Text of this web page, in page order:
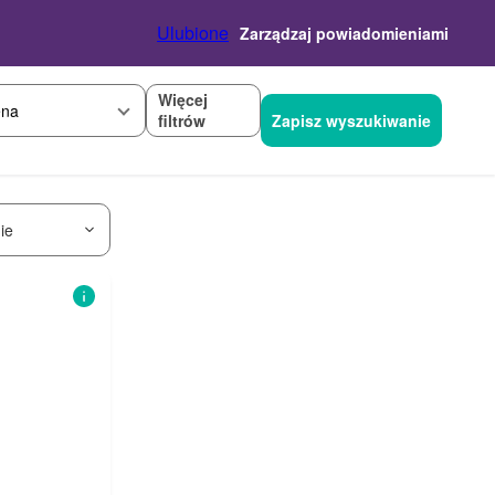
Ulubione Zarządzaj powiadomieniami
Więcej
filtrów
Zapisz wyszukiwanie